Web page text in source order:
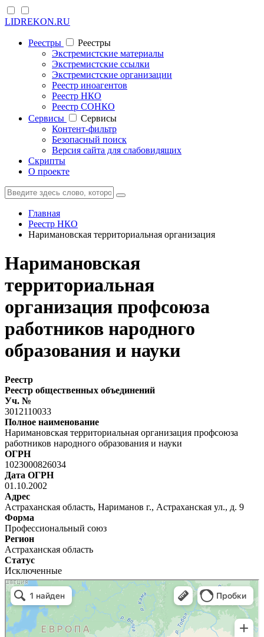
LIDREKON.RU
Реестры
Реестры
Экстремистские материалы
Экстремистские ссылки
Экстремистские организации
Реестр иноагентов
Реестр НКО
Реестр СОНКО
Cервисы
Cервисы
Контент-фильтр
Безопасный поиск
Версия сайта для слабовидящих
Скрипты
О проекте
Главная
Реестр НКО
Наримановская территориальная организация
Наримановская
территориальная
организация профсоюза
работников народного
образования и науки
Реестр
Реестр общественных объединений
Уч. №
3012110033
Полное наименование
Наримановская территориальная организация профсоюза
работников народного образования и науки
ОГРН
1023000826034
Дата ОГРН
01.10.2002
Адрес
Астраханская область, Нариманов г., Астраханская ул., д. 9
Форма
Профессиональный союз
Регион
Астраханская область
Статус
Исключенные